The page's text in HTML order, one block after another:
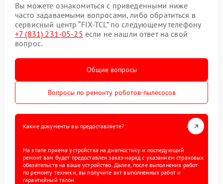
Вы можете ознакомиться с приведенными ниже
часто задаваемыми вопросами, либо обратиться в
сервисный центр “FIX-TCL” по следующему телефону
+7 (831) 231-05-25 если не нашли ответ на свой
вопрос.
Общие вопросы
Вопросы по ремонту роботов-пылесосов
Какие документы вы предоставляете?
На этапе приема устройства на диагностику и последующий
ремонт вам будет предоставлен заказ-наряд с указанием страховых
обязательств на ваше устройство. Далее, после выполнения работ
по ремонту техники, вы получите акт выполненных работ и
гарантийный талон.